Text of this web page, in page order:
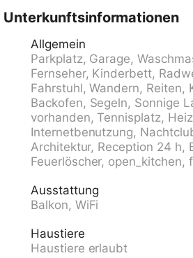
Stockwerken, Baujahr 1960,
Zentrum von Ascona, im Bezirk
sonnige Lage am Hang, 400 m
Empfang, Wireless LAN,
Fahrräder, Zentralheizung,
Wäschetrockner (zur
Brötchenservice möglich.
Anzahl, extra) auf dem
Gemeinschaftsgarage (extra).
für kleine - mittlere Fahrzeuge
Lebensmittelgeschäft,
Einkaufszentrum 1.4 km,
Bushaltestelle "Ascona Centro
Bahnstation "SBB-CFF Locarno-
Unterkunftsinformationen
Allgemein
Parkplatz, Garage,
Fernseher, Kinderbett,
Fahrstuhl, Wandern, Reiten,
Backofen, Segeln, Sonnige
vorhanden, Tennisplatz,
Internetbenutzung,
Architektur, Reception 24 h,
Feuerlöscher, open_kitchen,
Ausstattung
Balkon, WiFi
Haustiere
Haustiere erlaubt